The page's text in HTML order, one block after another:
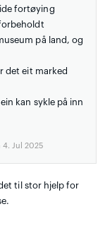
fortøying
på land, og
det eit marked
kan sykle på inn
Jul 2025
til stor hjelp for